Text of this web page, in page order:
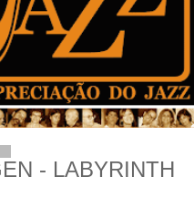
- LABYRINTH